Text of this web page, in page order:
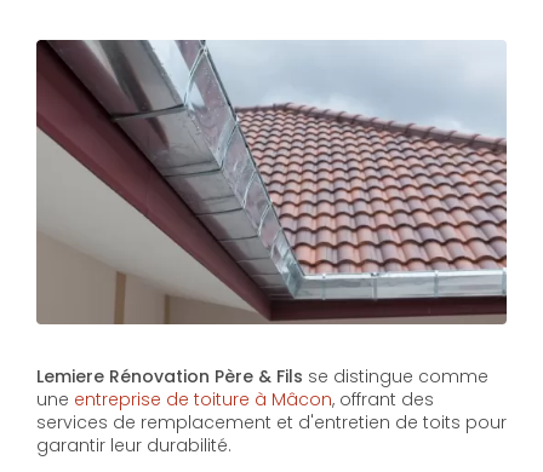
Lemiere Rénovation Père & Fils se distingue comme
une entreprise de toiture à Mâcon, offrant des
services de remplacement et d'entretien de toits pour
garantir leur durabilité.